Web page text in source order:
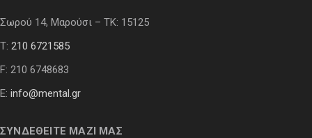
Σωρού 14, Μαρούσι – ΤΚ: 15125
Τ: 210 6721585
F: 210 6748683
E: info@mental.gr
ΣΥΝΔΕΘΕΙΤΕ ΜΑΖΙ ΜΑΣ